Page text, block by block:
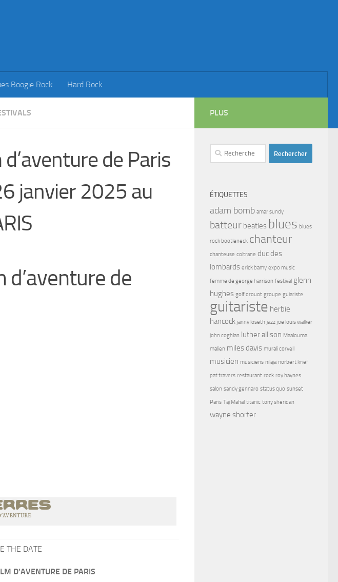
Boogie Rock Hard Rock
de Paris
janvier 2025 au
d’aventure de
THE DATE
D’AVENTURE DE PARIS
PLUS
Rechercher :
ÉTIQUETTES
adam bomb amar sundy
batteur beatles blues blues
rock bootleneck chanteur
chanteuse coltrane duc des
lombards erick bamy expo music
femme de george harrison festival glenn
hughes golf drouot groupe guiariste
guitariste herbie
hancock janny loseth jazz joe louis walker
john coghlan luther allison Maalouma
malien miles davis murali coryell
musicien musiciens nilaja norbert krief
pat travers restaurant rock roy haynes
salon sandy gennaro status quo sunset
Paris Taj Mahal titanic tony sheridan
wayne shorter